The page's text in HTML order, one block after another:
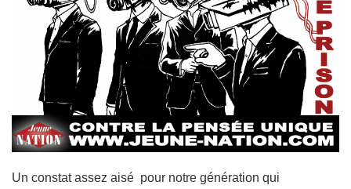
Un constat assez aisé pour notre génération qui